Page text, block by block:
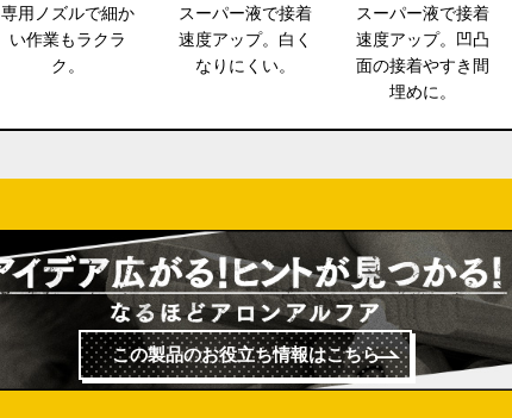
専用ノズルで細か
い作業もラクラ
ク。
スーパー液で接着
速度アップ。白く
なりにくい。
スーパー液で接着
速度アップ。凹凸
面の接着やすき間
埋めに。
この製品のお役立ち情報はこちら